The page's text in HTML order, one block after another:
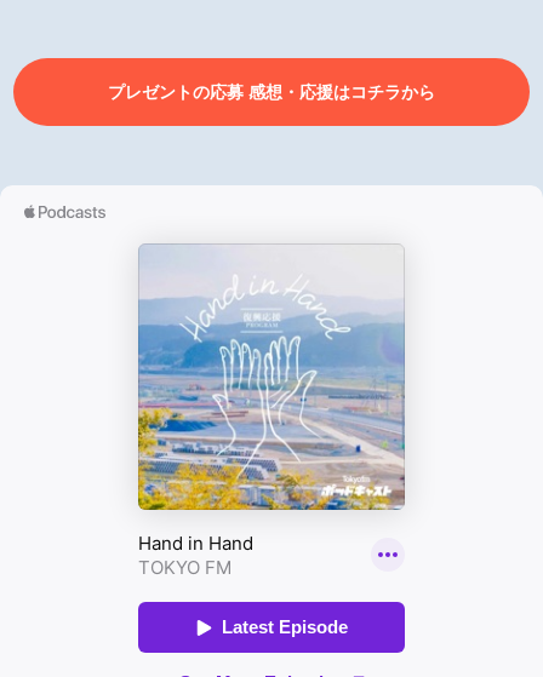
プレゼントの応募 感想・応援はコチラから